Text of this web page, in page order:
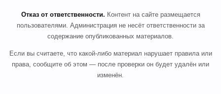
Отказ от ответственности. Контент на сайте размещается
пользователями. Администрация не несёт ответственности за
содержание опубликованных материалов.
Если вы считаете, что какой-либо материал нарушает правила или
права, сообщите об этом — после проверки он будет удалён или
изменён.